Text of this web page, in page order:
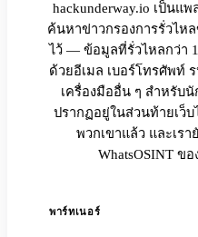
hackunderway.io เป็นแ
ค้นหาข่าวกรองการรั่วไห
ไว้ — ข้อมูลที่รั่วไหลกว่า
ด้วยอีเมล เบอร์โทรศัพท์
เครื่องมืออื่น ๆ สำหรับ
ปรากฏอยู่ในส่วนท้ายเว็
พวกเขาแล้ว และเร
WhatsOSINT ข
พาร์ทเนอร์